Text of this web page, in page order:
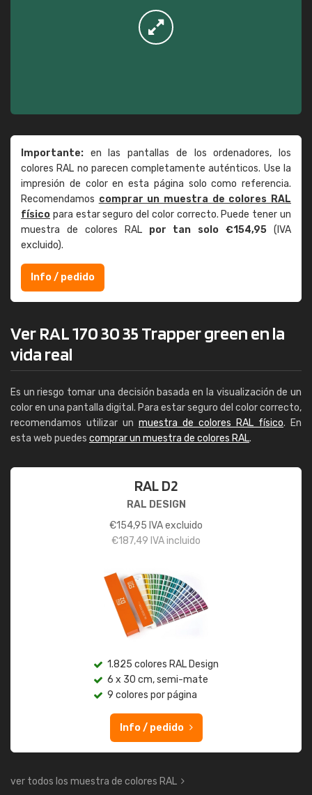
Importante: en las pantallas de los ordenadores, los
colores RAL no parecen completamente auténticos. Use la
impresión de color en esta página solo como referencia.
Recomendamos comprar un muestra de colores RAL
físico para estar seguro del color correcto. Puede tener un
muestra de colores RAL por tan solo €154,95 (IVA
excluido).
Info / pedido
Ver RAL 170 30 35 Trapper green en la
vida real
Es un riesgo tomar una decisión basada en la visualización de un
color en una pantalla digital. Para estar seguro del color correcto,
recomendamos utilizar un muestra de colores RAL físico. En
esta web puedes comprar un muestra de colores RAL.
RAL D2
RAL DESIGN
€154,95 IVA excluido
€187,49 IVA incluido
1.825 colores RAL Design
6 x 30 cm, semi-mate
9 colores por página
Info / pedido
ver todos los muestra de colores RAL